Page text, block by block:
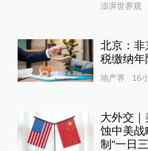
澎湃世界观
北京：非
税缴纳
地产界 16
大外交｜
蚀中美战
制“一日